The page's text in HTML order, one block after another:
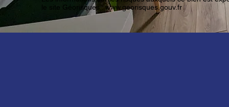
le site Géorisques : www.georisques.gouv.fr